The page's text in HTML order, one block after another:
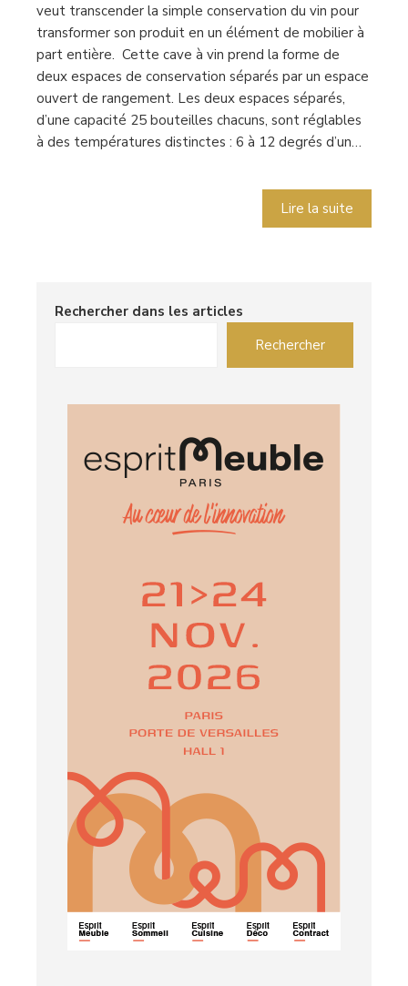
veut transcender la simple conservation du vin pour
transformer son produit en un élément de mobilier à
part entière. Cette cave à vin prend la forme de
deux espaces de conservation séparés par un espace
ouvert de rangement. Les deux espaces séparés,
d’une capacité 25 bouteilles chacuns, sont réglables
à des températures distinctes : 6 à 12 degrés d’un…
Lire la suite
Rechercher dans les articles
Rechercher